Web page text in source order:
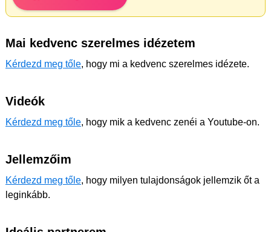
Mai kedvenc szerelmes idézetem
Kérdezd meg tőle, hogy mi a kedvenc szerelmes idézete.
Videók
Kérdezd meg tőle, hogy mik a kedvenc zenéi a Youtube-on.
Jellemzőim
Kérdezd meg tőle, hogy milyen tulajdonságok jellemzik őt a
leginkább.